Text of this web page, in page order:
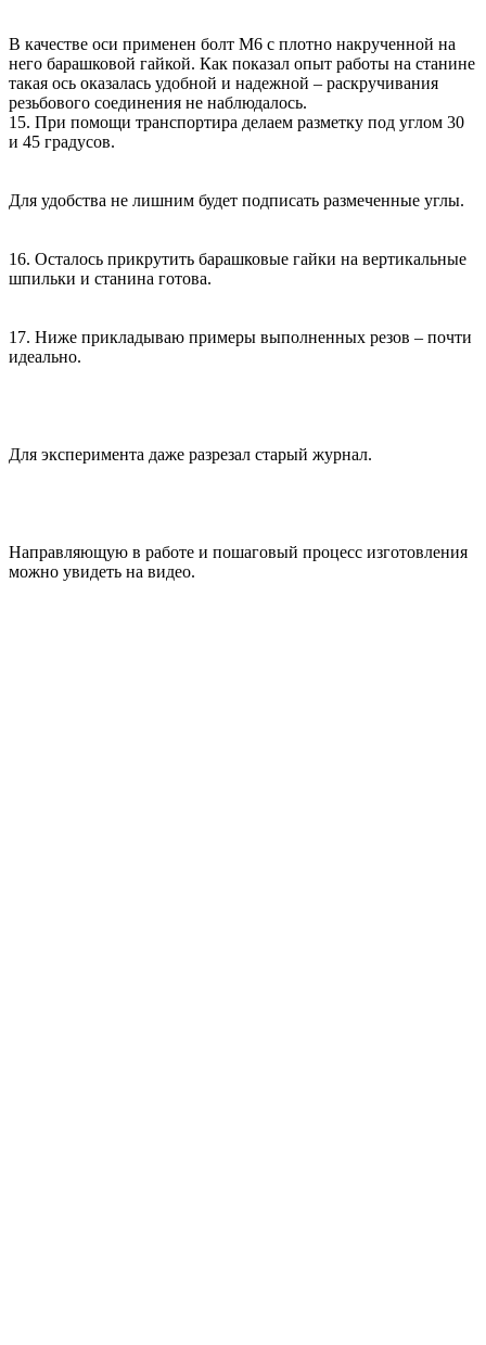
В качестве оси применен болт М6 с плотно накрученной на
него барашковой гайкой. Как показал опыт работы на станине
такая ось оказалась удобной и надежной – раскручивания
резьбового соединения не наблюдалось.
15. При помощи транспортира делаем разметку под углом 30
и 45 градусов.
Для удобства не лишним будет подписать размеченные углы.
16. Осталось прикрутить барашковые гайки на вертикальные
шпильки и станина готова.
17. Ниже прикладываю примеры выполненных резов – почти
идеально.
Для эксперимента даже разрезал старый журнал.
Направляющую в работе и пошаговый процесс изготовления
можно увидеть на видео.